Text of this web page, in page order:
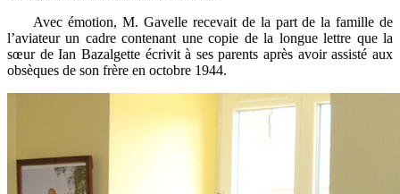
Avec émotion, M. Gavelle recevait de la part de la famille de
l’aviateur un cadre contenant une copie de la longue lettre que la
sœur de Ian Bazalgette écrivit à ses parents après avoir assisté aux
obsèques de son frère en octobre 1944.